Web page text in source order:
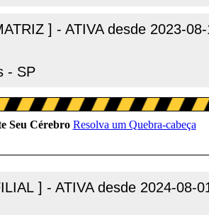
] - ATIVA desde 2023-
- SP
] - ATIVA desde 2024-08-